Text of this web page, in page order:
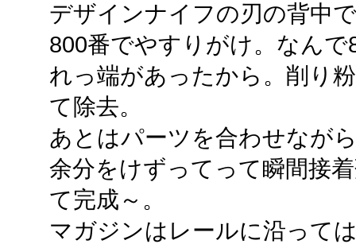
デザインナイフの刃の背中
800番でやすりがけ。なん
れっ端があったから。削り
て除去。
あとはパーツを合わせなが
余分をけずってって瞬間接
て完成～。
マガジンはレールに沿って